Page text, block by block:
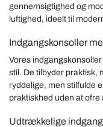
gennemsigtighed og
luftighed, ideelt til
Indgangskonsoller
Vores
stil. De tilbyder praktisk,
ryddelige, men stilfulde
praktiskhed uden at
Udtrækkelige